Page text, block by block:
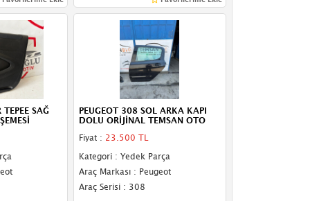
TEPEE SAĞ
PEUGEOT 308 SOL ARKA KAPI
DOLU ORİJİNAL TEMSAN OTO
Fiyat : 23.500 TL
Kategori : Yedek Parça
Araç Markası : Peugeot
Araç Serisi : 308